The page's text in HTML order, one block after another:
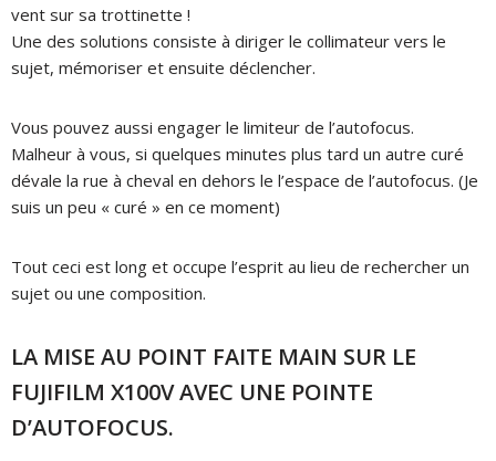
vent sur sa trottinette !
Une des solutions consiste à diriger le collimateur vers le
sujet, mémoriser et ensuite déclencher.
Vous pouvez aussi engager le limiteur de l’autofocus.
Malheur à vous, si quelques minutes plus tard un autre curé
dévale la rue à cheval en dehors le l’espace de l’autofocus. (Je
suis un peu « curé » en ce moment)
Tout ceci est long et occupe l’esprit au lieu de rechercher un
sujet ou une composition.
LA MISE AU POINT FAITE MAIN SUR LE
FUJIFILM X100V AVEC UNE POINTE
D’AUTOFOCUS.